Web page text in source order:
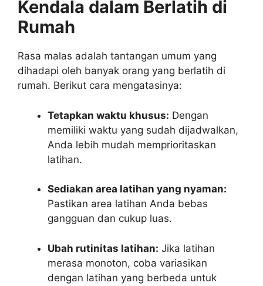
Kendala dalam Berlatih di
Rumah
Rasa malas adalah tantangan umum yang
dihadapi oleh banyak orang yang berlatih di
rumah. Berikut cara mengatasinya:
Tetapkan waktu khusus: Dengan
memiliki waktu yang sudah dijadwalkan,
Anda lebih mudah memprioritaskan
latihan.
Sediakan area latihan yang nyaman:
Pastikan area latihan Anda bebas
gangguan dan cukup luas.
Ubah rutinitas latihan: Jika latihan
merasa monoton, coba variasikan
dengan latihan yang berbeda untuk